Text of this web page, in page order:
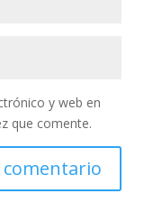
y web en
que comente.